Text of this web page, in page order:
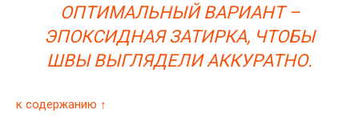
ОПТИМАЛЬНЫЙ ВАРИАНТ –
ЭПОКСИДНАЯ ЗАТИРКА, ЧТОБЫ
ШВЫ ВЫГЛЯДЕЛИ АККУРАТНО.
к содержанию ↑